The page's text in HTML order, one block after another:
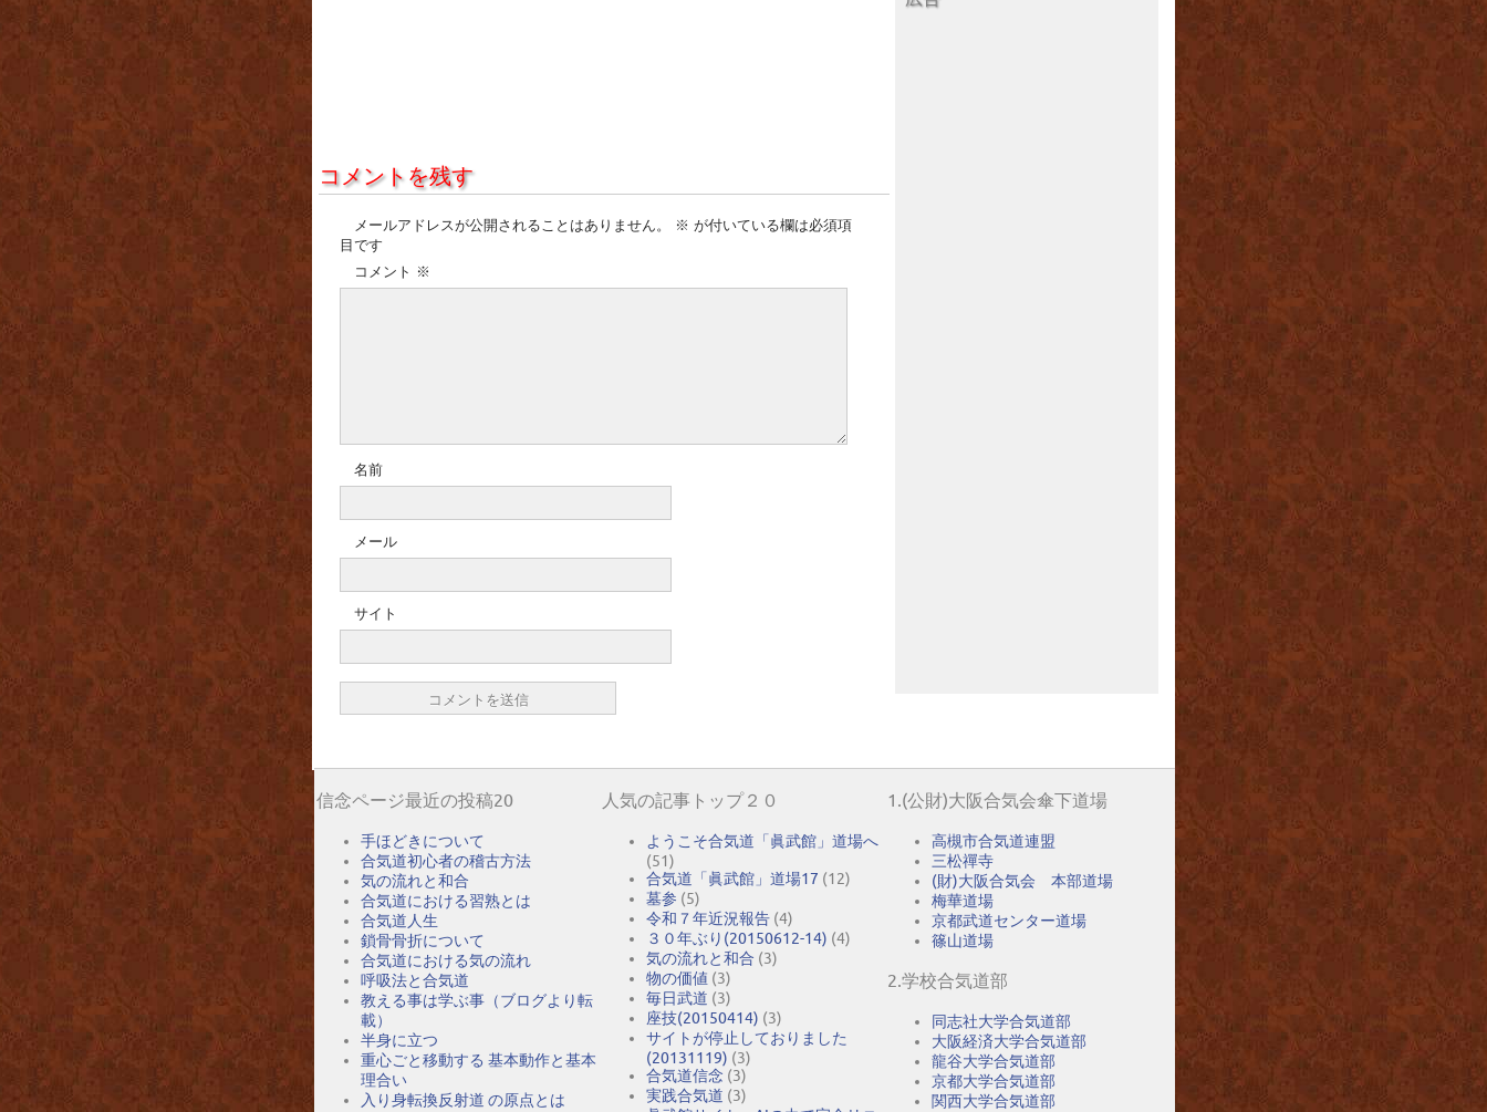
コメントを残す
メールアドレスが公開されることはありません。 ※ が付いている欄は必須項
目です
コメント ※
名前
メール
サイト
信念ページ最近の投稿20
手ほどきについて
合気道初心者の稽古方法
気の流れと和合
合気道における習熟とは
合気道人生
鎖骨骨折について
合気道における気の流れ
呼吸法と合気道
教える事は学ぶ事（ブログより転
載）
半身に立つ
重心ごと移動する 基本動作と基本
理合い
入り身転換反射道 の原点とは
人気の記事トップ２０
ようこそ合気道「眞武館」道場へ
(51)
合気道「眞武館」道場17 (12)
墓参 (5)
令和７年近況報告 (4)
３０年ぶり(20150612-14) (4)
気の流れと和合 (3)
物の価値 (3)
毎日武道 (3)
座技(20150414) (3)
サイトが停止しておりました
(20131119) (3)
合気道信念 (3)
実践合気道 (3)
1.(公財)大阪合気会傘下道場
高槻市合気道連盟
三松禪寺
(財)大阪合気会 本部道場
梅華道場
京都武道センター道場
篠山道場
2.学校合気道部
同志社大学合気道部
大阪経済大学合気道部
龍谷大学合気道部
京都大学合気道部
関西大学合気道部